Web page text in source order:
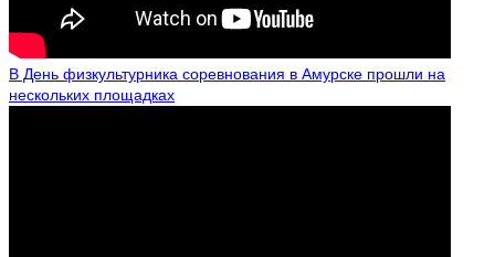
В День физкультурника соревнования в Амурске прошли на
нескольких площадках